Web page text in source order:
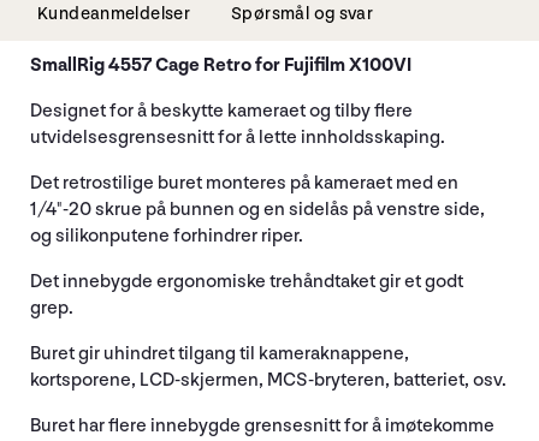
Kundeanmeldelser Spørsmål og svar
SmallRig 4557 Cage Retro for Fujifilm X100VI
Designet for å beskytte kameraet og tilby flere
utvidelsesgrensesnitt for å lette innholdsskaping.
Det retrostilige buret monteres på kameraet med en
1/4"-20 skrue på bunnen og en sidelås på venstre side,
og silikonputene forhindrer riper.
Det innebygde ergonomiske trehåndtaket gir et godt
grep.
Buret gir uhindret tilgang til kameraknappene,
kortsporene, LCD-skjermen, MCS-bryteren, batteriet, osv.
Buret har flere innebygde grensesnitt for å imøtekomme